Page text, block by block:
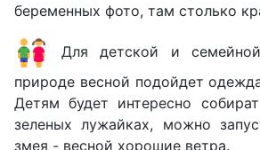
беременных фото, там столько
Для детской и
природе весной подойдет
Детям будет интересно
зеленых лужайках, можно
змея - весной хорошие ветра.